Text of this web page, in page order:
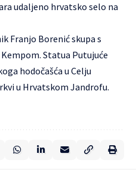
udaljeno hrvatsko selo na
Franjo Borenić skupa s
Statua Putujuće
hodočašća u Celju
u Hrvatskom Jandrofu.